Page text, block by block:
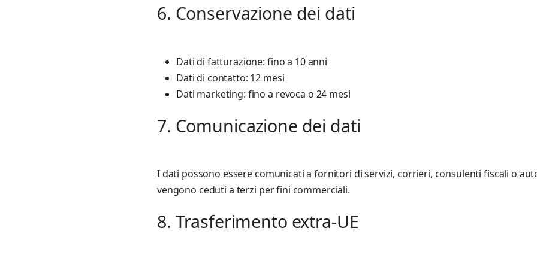
6. Conservazione dei dati
Dati di fatturazione: fino a 10 anni
Dati di contatto: 12 mesi
Dati marketing: fino a revoca o 24 mesi
7. Comunicazione dei dati
I dati possono essere comunicati a fornitori di servizi, corrieri, consulenti fiscali o
vengono ceduti a terzi per fini commerciali.
8. Trasferimento extra-UE